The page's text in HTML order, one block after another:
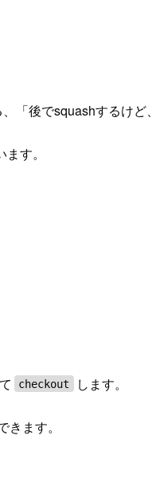
「後でsquashするけど
す。
checkout します。
ます。